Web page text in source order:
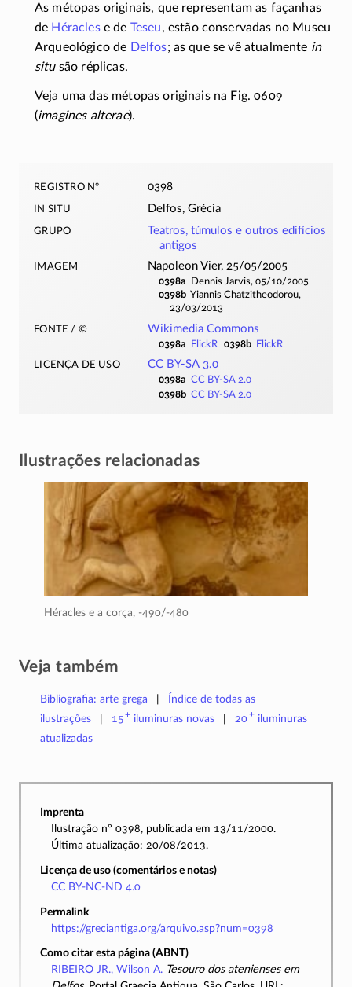
As métopas originais, que representam as façanhas
de Héraclese de Teseu, estão conservadas no Museu
Arqueológico de Delfos; as que se vê atualmente in
situsão réplicas.
Veja uma das métopas originais na Fig. 0609
(imagines alterae).
registro nº 0398
in situ Delfos, Grécia
grupo
Teatros, túmulos e outros edifícios
antigos
imagem Napoleon Vier, 25/05/2005
0398a Dennis Jarvis, 05/10/2005
0398bYiannis Chatzitheodorou,
23/03/2013
fonte / © Wikimedia Commons
0398a FlickR 0398b FlickR
licença de uso CC BY-SA 3.0
0398a CC BY-SA 2.0
0398b CC BY-SA 2.0
Ilustrações relacionadas
Héracles e a corça, -490/-480
Veja também
Bibliografia: arte grega
Índice de todas as
ilustrações
15+ iluminuras novas 20±iluminuras
atualizadas
Imprenta
Ilustração nº 0398, publicada em 13/11/2000.
Última atualização: 20/08/2013.
Licença de uso (comentários e notas)
CC BY-NC-ND 4.0
Permalink
https://greciantiga.org/arquivo.asp?num=0398
Como citar esta página (ABNT)
RIBEIRO JR., Wilson A. Tesouro dos atenienses em